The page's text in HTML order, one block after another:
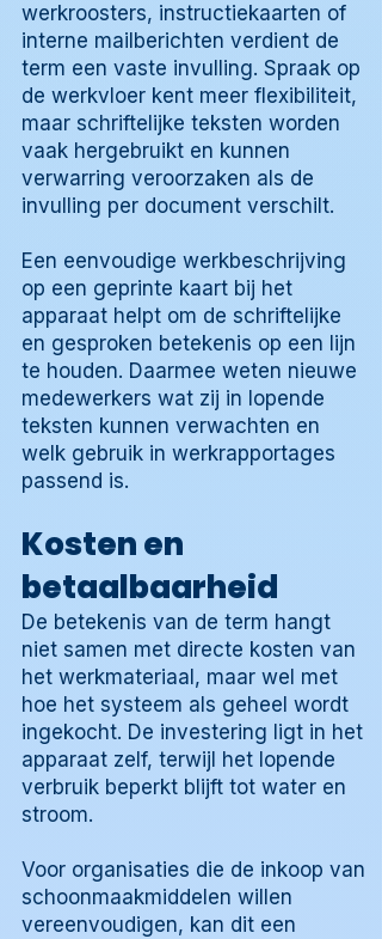
werkroosters, instructiekaarten of
interne mailberichten verdient de
term een vaste invulling. Spraak op
de werkvloer kent meer flexibiliteit,
maar schriftelijke teksten worden
vaak hergebruikt en kunnen
verwarring veroorzaken als de
invulling per document verschilt.
Een eenvoudige werkbeschrijving
op een geprinte kaart bij het
apparaat helpt om de schriftelijke
en gesproken betekenis op een lijn
te houden. Daarmee weten nieuwe
medewerkers wat zij in lopende
teksten kunnen verwachten en
welk gebruik in werkrapportages
passend is.
Kosten en
betaalbaarheid
De betekenis van de term hangt
niet samen met directe kosten van
het werkmateriaal, maar wel met
hoe het systeem als geheel wordt
ingekocht. De investering ligt in het
apparaat zelf, terwijl het lopende
verbruik beperkt blijft tot water en
stroom.
Voor organisaties die de inkoop van
schoonmaakmiddelen willen
vereenvoudigen, kan dit een